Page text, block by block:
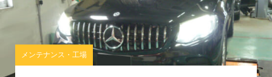
メンテナンス・工場